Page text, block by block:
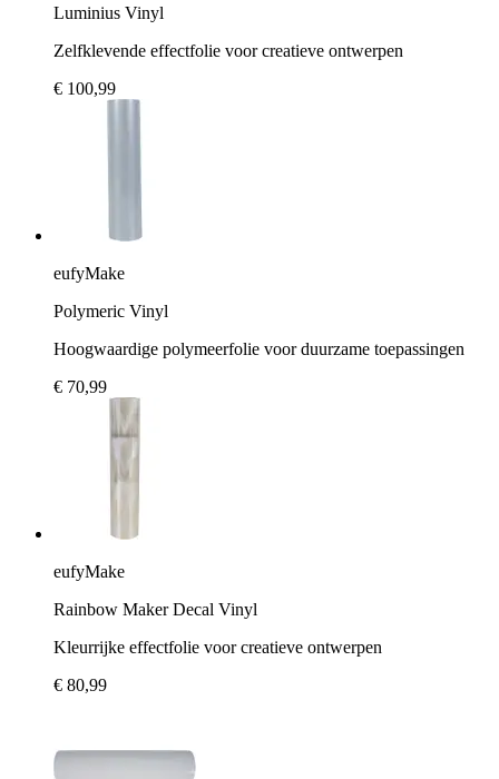
Luminius Vinyl
Zelfklevende effectfolie voor creatieve ontwerpen
€ 100,99
eufyMake
Polymeric Vinyl
Hoogwaardige polymeerfolie voor duurzame toepassingen
€ 70,99
eufyMake
Rainbow Maker Decal Vinyl
Kleurrijke effectfolie voor creatieve ontwerpen
€ 80,99